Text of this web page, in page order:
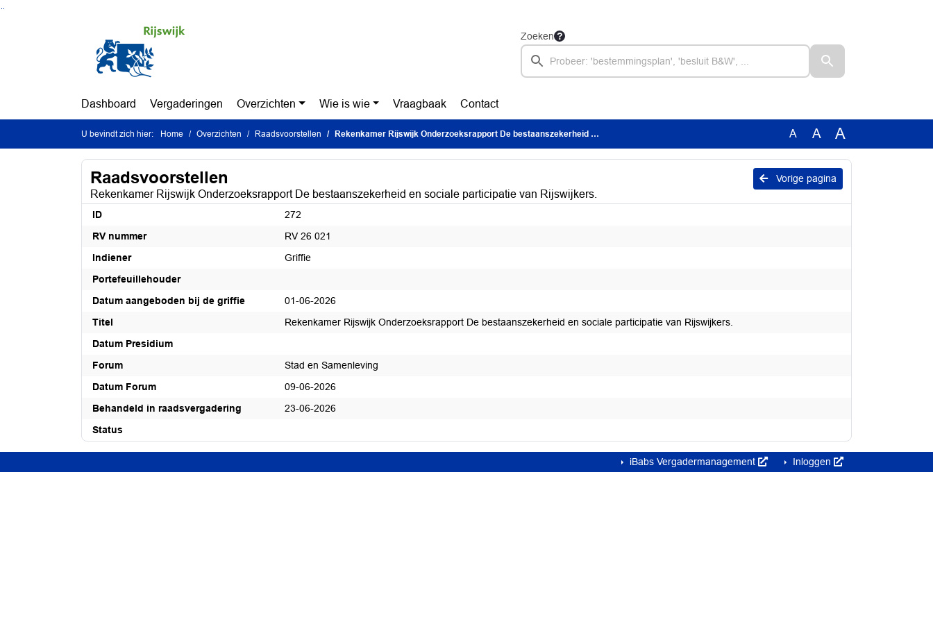
Zoeken
Dashboard Vergaderingen Overzichten Wie is wie Vraagbaak Contact
U bevindt zich hier: Home Overzichten Raadsvoorstellen Rekenkamer Rijswijk Onderzoeksrapport De bestaanszekerheid en sociale participatie van Rijswijkers. A A A
Vorige pagina
Raadsvoorstellen
Rekenkamer Rijswijk Onderzoeksrapport De bestaanszekerheid en sociale participatie van Rijswijkers.
ID
272
RV nummer
RV 26 021
Indiener
Griffie
Portefeuillehouder
Datum aangeboden bij de griffie
01-06-2026
Titel
Rekenkamer Rijswijk Onderzoeksrapport De bestaanszekerheid en sociale participatie van Rijswijkers.
Datum Presidium
Forum
Stad en Samenleving
Datum Forum
09-06-2026
Behandeld in raadsvergadering
23-06-2026
Status
iBabs Vergadermanagement Inloggen